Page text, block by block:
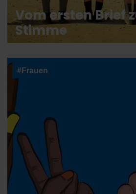
Vom ersten Brief
Stimme
#Frauen